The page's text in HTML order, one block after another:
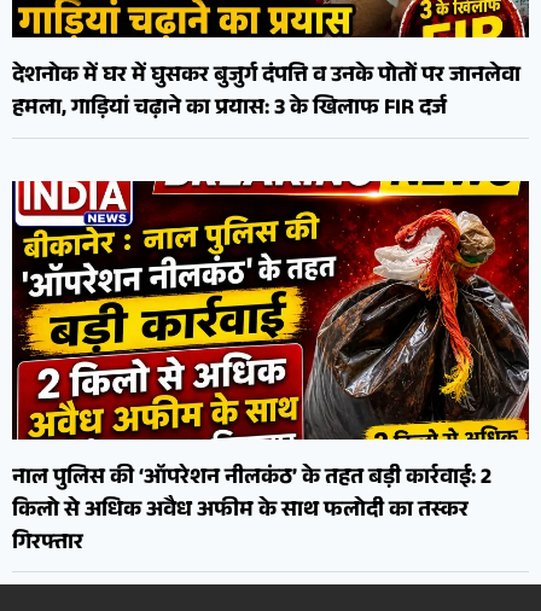
देशनोक में घर में घुसकर बुजुर्ग दंपत्ति व उनके पोतों पर जानलेवा
हमला, गाड़ियां चढ़ाने का प्रयास: 3 के खिलाफ FIR दर्ज
नाल पुलिस की ‘ऑपरेशन नीलकंठ’ के तहत बड़ी कार्रवाई: 2
किलो से अधिक अवैध अफीम के साथ फलोदी का तस्कर
गिरफ्तार